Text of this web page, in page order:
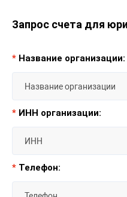
Запрос счета для
* Название организации:
* ИНН организации:
* Телефон: